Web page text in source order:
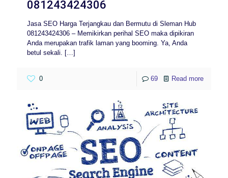
081243424306
Jasa SEO Harga Terjangkau dan Bermutu di Sleman Hub
081243424306 – Memikirkan perihal SEO maka dipikiran
Anda merupakan trafik laman yang booming. Ya, Anda
betul sekali.
[…]
0 69 Read more